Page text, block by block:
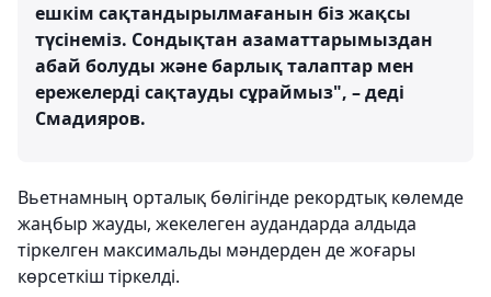
ешкім сақтандырылмағанын біз жақсы
түсінеміз. Сондықтан азаматтарымыздан
абай болуды және барлық талаптар мен
ережелерді сақтауды сұраймыз", – деді
Смадияров.
Вьетнамның орталық бөлігінде рекордтық көлемде
жаңбыр жауды, жекелеген аудандарда алдыда
тіркелген максимальды мәндерден де жоғары
көрсеткіш тіркелді.